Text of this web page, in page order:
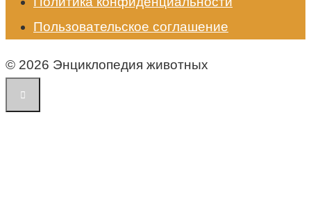
Пользовательское соглашение
© 2026 Энциклопедия животных